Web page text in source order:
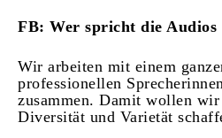
FB: Wer spricht die Audios
Wir arbeiten mit einem
professionellen
zusammen. Damit wollen
Diversität und Varietät